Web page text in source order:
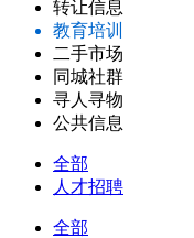
转让信息
教育培训
二手市场
同城社群
寻人寻物
公共信息
全部
人才招聘
全部